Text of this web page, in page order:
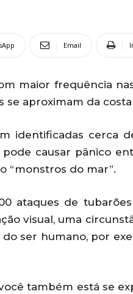
Email
maior frequência
se aproximam da
identificadas cerca
causar pânico
“monstros do mar”.
ataques de
visual, uma
ser humano, por
também está se